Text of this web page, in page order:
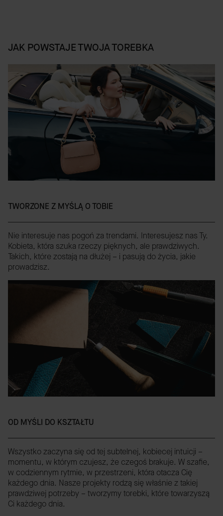
JAK POWSTAJE TWOJA TOREBKA
TWORZONE Z MYŚLĄ O TOBIE
Nie interesuje nas pogoń za trendami. Interesujesz nas Ty.
Kobieta, która szuka rzeczy pięknych, ale prawdziwych.
Takich, które zostają na dłużej – i pasują do życia, jakie
prowadzisz.
OD MYŚLI DO KSZTAŁTU
Wszystko zaczyna się od tej subtelnej, kobiecej intuicji –
momentu, w którym czujesz, że czegoś brakuje. W szafie,
w codziennym rytmie, w przestrzeni, która otacza Cię
każdego dnia. Nasze projekty rodzą się właśnie z takiej
prawdziwej potrzeby – tworzymy torebki, które towarzyszą
Ci każdego dnia.